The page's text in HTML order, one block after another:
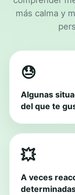
más calma y
😓
Algunas
del que te
💥
A veces